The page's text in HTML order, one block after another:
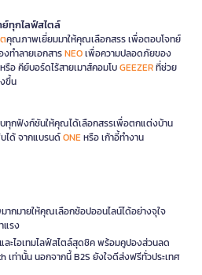
ย์ทุกไลฟ์สไตล์
คุณภาพเยี่ยมมาให้คุณเลือกสรร เพื่อตอบโจทย์
ทำลายเอกสารNEOเพื่อความปลอดภัยของ
รือ คีย์บอร์ดไร้สายเมาส์คอมโบGEEZERที่ช่วย
ขึ้น
ทุกฟังก์ชันให้คุณได้เลือกสรรเพื่อตกแต่งบ้าน
บได้ จากแบรนด์ONEหรือ เก้าอี้ทำงาน
ากมายให้คุณเลือกช้อปออนไลน์ได้อย่างจุใจ
แรง
ะไอเทมไลฟ์สไตล์สุดชิค พร้อมคูปองส่วนลด
เท่านั้น นอกจากนี้ B2S ยังใจดีส่งฟรีทั่วประเทศ